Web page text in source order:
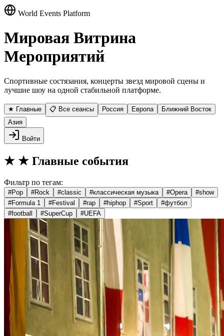
World Events Platform
Мировая Витрина
Мероприятий
Спортивные состязания, концерты звезд мировой сцены и
лучшие шоу на одной стабильной платформе.
★ Главные 📋 Все сеансы Россия Европа
Ближний Восток
Азия
Войти
★ ★ Главные события
Фильтр по тегам:
#Pop #Rock #classic #классическая музыка #Opera #show
#Formula 1 #Festival #rap #hiphop #Sport #футбол
#football #SuperCup #UEFA